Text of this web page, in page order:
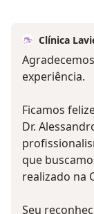
Clínica
experiência.
Ficamos
Dr.
que
realizado na
Seu